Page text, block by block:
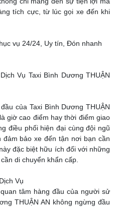
tích cực, từ lúc gọi xe đến khi
vụ 24/24, Uy tín, Đón nhanh
Vụ Taxi Bình Dương THUẬN
của Taxi Bình Dương THUẬN
giờ cao điểm hay thời điểm giao
điều phối hiện đại cùng đội ngũ
đảm bảo xe đến tận nơi bạn cần
đặc biệt hữu ích đối với những
di chuyển khẩn cấp.
Vụ
tâm hàng đầu của người sử
THUẬN AN không ngừng đầu